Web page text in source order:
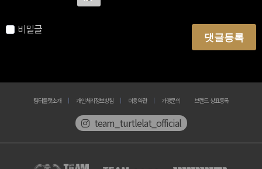
비밀글
댓글등록
팀터틀랫소개 개인처리정보방침 이용약관 가맹문의 브랜드 상표등록
team_turtlelat_official